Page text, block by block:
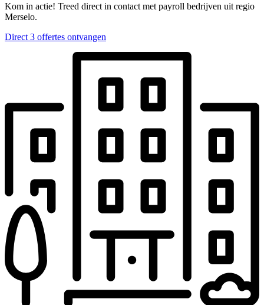
Kom in actie! Treed direct in contact met payroll bedrijven uit regio
Merselo.
Direct 3 offertes ontvangen